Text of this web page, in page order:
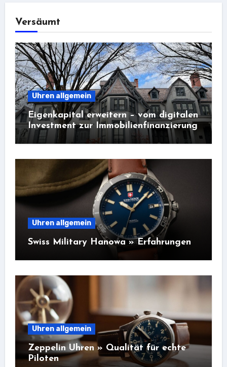
Versäumt
Uhren allgemein
Eigenkapital erweitern – vom digitalen
Investment zur Immobilienfinanzierung
Uhren allgemein
Swiss Military Hanowa » Erfahrungen
Uhren allgemein
Zeppelin Uhren » Qualität für echte
Piloten